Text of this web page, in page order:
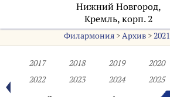
Нижний Новгород,
Кремль, корп. 2
Филармония>Архив>2021
2017 2018 2019 2020
2022
2023 2024 2025